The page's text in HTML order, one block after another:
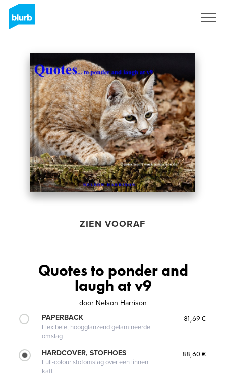
ZIEN VOORAF
Quotes to ponder and
laugh at v9
door Nelson Harrison
PAPERBACK
Flexibele, hoogglanzend gelamineerde
omslag
81,69 €
HARDCOVER, STOFHOES
Full-colour stofomslag over een linnen
kaft
88,60 €